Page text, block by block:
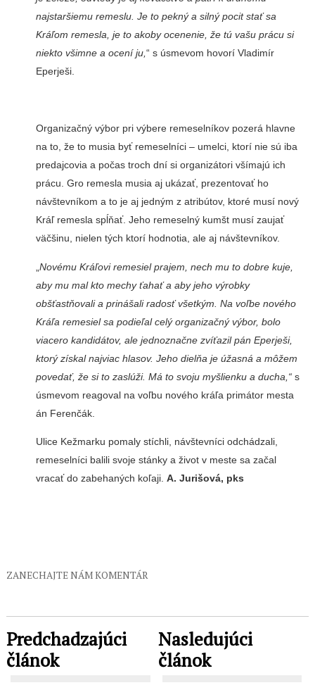
najstaršiemu remeslu. Je to pekný a silný pocit stať sa
Kráľom remesla, je to akoby ocenenie, že tú vašu prácu si
niekto všimne a ocení ju,“ s úsmevom ho­vorí Vladimír
Eperješi.
Organizačný výbor pri výbe­re remeselníkov pozerá hlavne
na to, že to musia byť remeselníci – umelci, ktorí nie sú iba
pre­dajcovia a po­čas troch dní si organizátori všímajú ich
prá­cu. Gro remesla musia aj ukázať, prezentovať ho
návštevníkom a to je aj jedným z atribútov, ktoré musí nový
Kráľ remesla spĺňať. Jeho remeselný kumšt musí zaujať
väčšinu, nielen tých ktorí hodnotia, ale aj návštevníkov.
Novému Kráľovi remesiel prajem, nech mu to dobre kuje,
aby mu mal kto me­chy ťahať a aby jeho výrobky
obšťastňovali a prinášali ra­dosť všetkým. Na voľbe nové­ho
Kráľa remesiel sa podieľal celý organizačný výbor, bolo
viacero kandidátov, ale jed­noznačne zvíťazil pán Eperje­ši,
ktorý získal najviac hlasov. Jeho dielňa je úžasná a mô­žem
povedať, že si to zaslúži. Má to svoju myšlienku a du­cha,“ s
úsmevom reagoval na voľbu nového kráľa primátor mesta
án Ferenčák.
Ulice Kežmarku pomaly stíchli, návštevníci odchá­dzali,
remeselníci balili svo­je stánky a život v meste sa začal
vracať do zabehaných koľaji. A. Jurišová, pks
ZANECHAJTE NÁM KOMENTÁR
Predchadzajúci
článok
Nasledujúci
článok